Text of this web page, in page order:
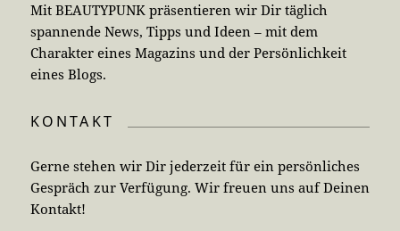
Mit BEAUTYPUNK präsentieren wir Dir täglich
spannende News, Tipps und Ideen – mit dem
Charakter eines Magazins und der Persönlichkeit
eines Blogs.
KONTAKT
Gerne stehen wir Dir jederzeit für ein persönliches
Gespräch zur Verfügung. Wir freuen uns auf Deinen
Kontakt!